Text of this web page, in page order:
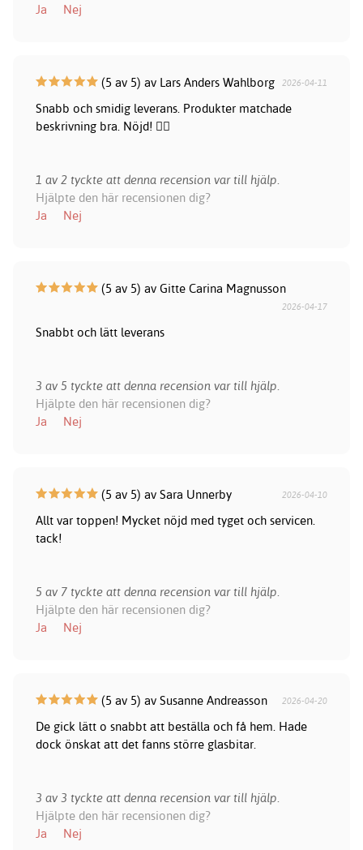
Ja Nej
(5 av 5) av Lars Anders Wahlborg 2026-04-11
Snabb och smidig leverans. Produkter matchade
beskrivning bra. Nöjd! 👍🏻
1 av 2 tyckte att denna recension var till hjälp.
Hjälpte den här recensionen dig?
Ja
Nej
(5 av 5) av Gitte Carina Magnusson
2026-04-17
Snabbt och lätt leverans
3 av 5 tyckte att denna recension var till hjälp.
Hjälpte den här recensionen dig?
Ja
Nej
(5 av 5) av Sara Unnerby 2026-04-10
Allt var toppen! Mycket nöjd med tyget och servicen.
tack!
5 av 7 tyckte att denna recension var till hjälp.
Hjälpte den här recensionen dig?
Ja
Nej
(5 av 5) av Susanne Andreasson 2026-04-20
De gick lätt o snabbt att beställa och få hem. Hade
dock önskat att det fanns större glasbitar.
3 av 3 tyckte att denna recension var till hjälp.
Hjälpte den här recensionen dig?
Ja
Nej